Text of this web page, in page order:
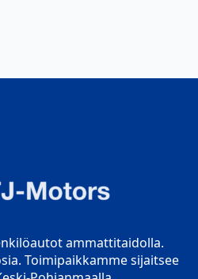
ammattitaidolla.
Toimipaikkamme sijaitsee